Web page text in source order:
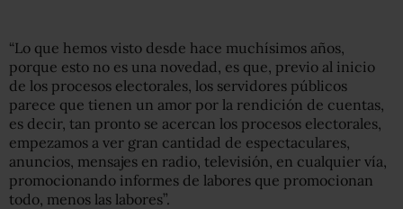
“Lo que hemos visto desde hace muchísimos años,
porque esto no es una novedad, es que, previo al inicio
de los procesos electorales, los servidores públicos
parece que tienen un amor por la rendición de cuentas,
es decir, tan pronto se acercan los procesos electorales,
empezamos a ver gran cantidad de espectaculares,
anuncios, mensajes en radio, televisión, en cualquier vía,
promocionando informes de labores que promocionan
todo, menos las labores”.